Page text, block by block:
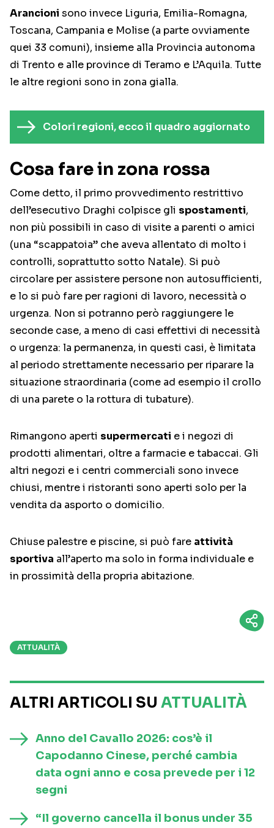
Arancioni sono invece Liguria, Emilia-Romagna,
Toscana, Campania e Molise (a parte ovviamente
quei 33 comuni), insieme alla Provincia autonoma
di Trento e alle province di Teramo e L’Aquila. Tutte
le altre regioni sono in zona gialla.
Colori regioni, ecco il quadro aggiornato
Cosa fare in zona rossa
Come detto, il primo provvedimento restrittivo
dell’esecutivo Draghi colpisce gli spostamenti,
non più possibili in caso di visite a parenti o amici
(una “scappatoia” che aveva allentato di molto i
controlli, soprattutto sotto Natale). Si può
circolare per assistere persone non autosufficienti,
e lo si può fare per ragioni di lavoro, necessità o
urgenza. Non si potranno però raggiungere le
seconde case, a meno di casi effettivi di necessità
o urgenza: la permanenza, in questi casi, è limitata
al periodo strettamente necessario per riparare la
situazione straordinaria (come ad esempio il crollo
di una parete o la rottura di tubature).
Rimangono aperti supermercati e i negozi di
prodotti alimentari, oltre a farmacie e tabaccai. Gli
altri negozi e i centri commerciali sono invece
chiusi, mentre i ristoranti sono aperti solo per la
vendita da asporto o domicilio.
Chiuse palestre e piscine, si può fare attività
sportiva all’aperto ma solo in forma individuale e
in prossimità della propria abitazione.
ATTUALITÀ
ALTRI ARTICOLI SU ATTUALITÀ
Anno del Cavallo 2026: cos’è il
Capodanno Cinese, perché cambia
data ogni anno e cosa prevede per i 12
segni
“Il governo cancella il bonus under 35